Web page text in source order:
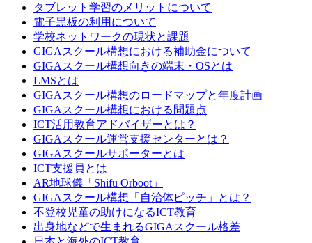
タブレット学習のメリットについて
電子黒板の利用について
学校ネットワークの現状と課題
GIGAスクール構想における補助金について
GIGAスクール構想向きの端末・OSとは
LMSとは
GIGAスクール構想のロードマップと年度計画
GIGAスクール構想における問題点
ICT活用教育アドバイザーとは？
GIGAスクール運営支援センターとは？
GIGAスクールサポーターとは
ICT支援員とは
AR地球儀「Shifu Orboot」
GIGAスクール構想「自治体ピッチ」とは？
不登校児童の助けになるICT教育
出身地などで生まれるGIGAスクール格差